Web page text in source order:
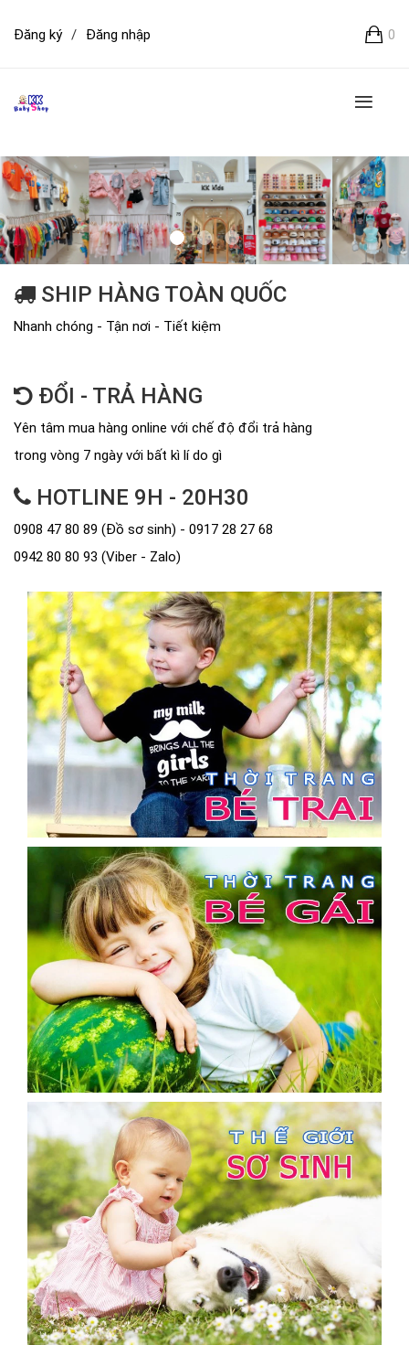
0
Đăng ký / Đăng nhập
SHIP HÀNG TOÀN QUỐC
Nhanh chóng - Tận nơi - Tiết kiệm
ĐỔI - TRẢ HÀNG
Yên tâm mua hàng online với chế độ đổi trả hàng
trong vòng 7 ngày với bất kì lí do gì
HOTLINE 9H - 20H30
0908 47 80 89 (Đồ sơ sinh) - 0917 28 27 68
0942 80 80 93 (Viber - Zalo)